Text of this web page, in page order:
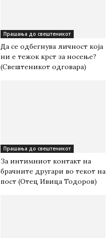
Прашања до свештеникот
Да се одбегнува личност која
ни е тежок крст за носење?
(Свештеникот одговара)
Прашања до свештеникот
За интимниот контакт на
брачните другари во текот на
пост (Отец Ивица Тодоров)